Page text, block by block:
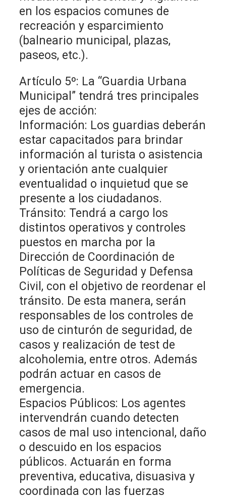
en los espacios comunes de
recreación y esparcimiento
(balneario municipal, plazas,
paseos, etc.).
Artículo 5º: La “Guardia Urbana
Municipal” tendrá tres principales
ejes de acción:
Información: Los guardias deberán
estar capacitados para brindar
información al turista o asistencia
y orientación ante cualquier
eventualidad o inquietud que se
presente a los ciudadanos.
Tránsito: Tendrá a cargo los
distintos operativos y controles
puestos en marcha por la
Dirección de Coordinación de
Políticas de Seguridad y Defensa
Civil, con el objetivo de reordenar el
tránsito. De esta manera, serán
responsables de los controles de
uso de cinturón de seguridad, de
casos y realización de test de
alcoholemia, entre otros. Además
podrán actuar en casos de
emergencia.
Espacios Públicos: Los agentes
intervendrán cuando detecten
casos de mal uso intencional, daño
o descuido en los espacios
públicos. Actuarán en forma
preventiva, educativa, disuasiva y
coordinada con las fuerzas